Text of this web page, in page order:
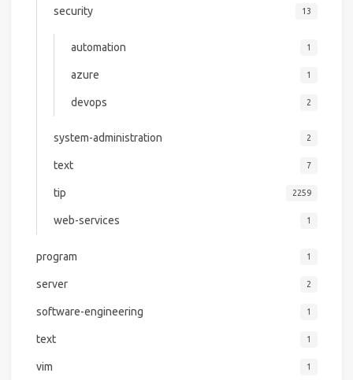
security 13
automation 1
azure 1
devops 2
system-administration 2
text 7
tip 2259
web-services 1
program 1
server 2
software-engineering 1
text 1
vim 1